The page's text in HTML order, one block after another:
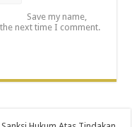
Save my name,
next time I comment.